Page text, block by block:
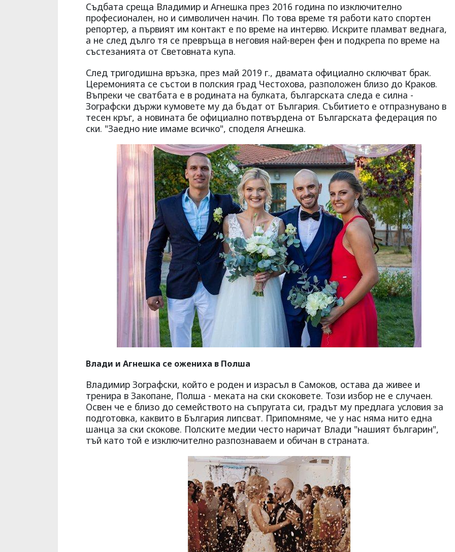
Съдбата среща Владимир и Агнешка през 2016 година по изключително
професионален, но и символичен начин. По това време тя работи като спортен
репортер, а първият им контакт е по време на интервю. Искрите пламват веднага,
а не след дълго тя се превръща в неговия най-верен фен и подкрепа по време на
състезанията от Световната купа.
След тригодишна връзка, през май 2019 г., двамата официално сключват брак.
Церемонията се състои в полския град Честохова, разположен близо до Краков.
Въпреки че сватбата е в родината на булката, българската следа е силна -
Зографски държи кумовете му да бъдат от България. Събитието е отпразнувано в
тесен кръг, а новината бе официално потвърдена от Българската федерация по
ски. "Заедно ние имаме всичко", споделя Агнешка.
Влади и Агнешка се ожениха в Полша
Владимир Зографски, който е роден и израсъл в Самоков, остава да живее и
тренира в Закопане, Полша - меката на ски скоковете. Този избор не е случаен.
Освен че е близо до семейството на съпругата си, градът му предлага условия за
подготовка, каквито в България липсват. Припомняме, че у нас няма нито една
шанца за ски скокове. Полските медии често наричат Влади "нашият българин",
тъй като той е изключително разпознаваем и обичан в страната.